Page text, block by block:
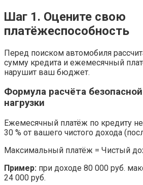
Шаг 1. Оцените свою
платёжеспособность
Перед поиском автомобиля
сумму кредита и ежемесячный
нарушит ваш бюджет.
Формула расчёта
нагрузки
Ежемесячный платёж по кредиту
30 % от вашего чистого дохода
Максимальный платёж = Чистый
Пример: при доходе 80 000 руб.
24 000 руб.